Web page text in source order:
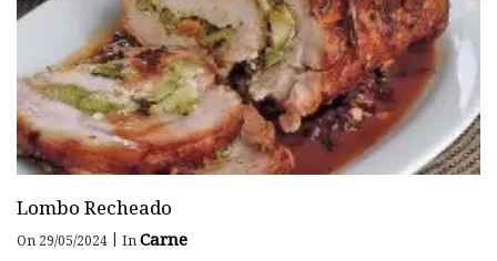
Lombo Recheado
On 29/05/2024 | InCarne